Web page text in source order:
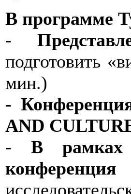
В программе
-
подготовить
мин.)
-
AND
- В рамках